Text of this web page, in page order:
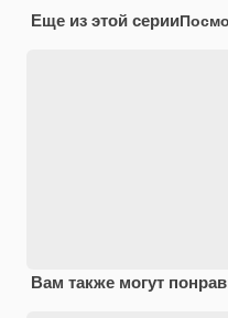
Еще из этой серии
Вам также могут